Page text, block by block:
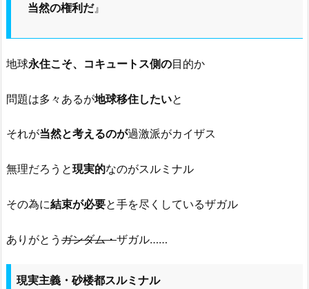
当然の権利だ』
地球永住こそ、コキュートス側の目的か
問題は多々あるが地球移住したいと
それが当然と考えるのが過激派がカイザス
無理だろうと現実的なのがスルミナル
その為に結束が必要と手を尽くしているザガル
ありがとう ガンダム・ザガル……
現実主義・砂楼都スルミナル